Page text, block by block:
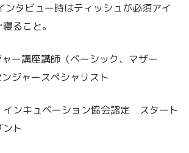
ンタビュー時はティッシュが必須アイ
ること。
ー講座講師（ベーシック、マザー
ジャースペシャリスト
ンキュベーション協会認定 スタート
ト